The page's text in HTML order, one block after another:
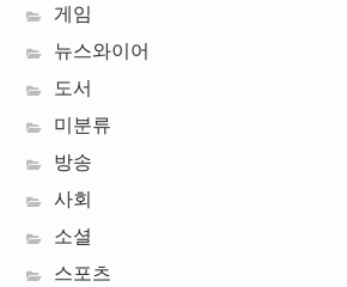
게임
뉴스와이어
도서
미분류
방송
사회
소셜
스포츠